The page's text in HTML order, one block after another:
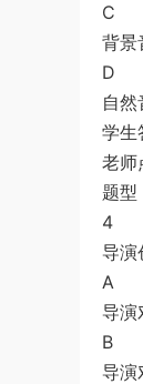
C
背景
D
自然
学生
老师
题型
4
导演
A
导演
B
导演